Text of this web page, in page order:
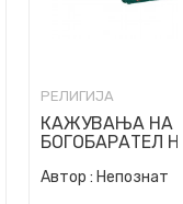
РЕЛИГИЈА
КАЖУВАЊА НА
БОГОБАРАТЕЛ
Автор : Непознат